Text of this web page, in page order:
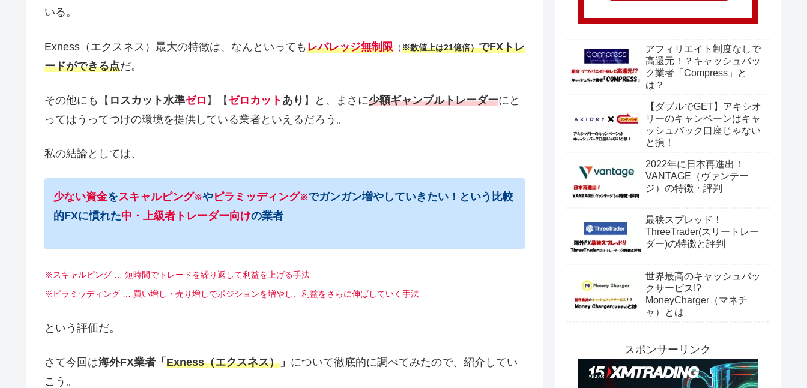
いる。
Exness（エクスネス）最大の特徴は、なんといってもレバレッジ無制限 （※数値上は21億倍）でFXトレ
ードができる点だ。
その他にも【 ロスカット水準ゼロ 】【 ゼロカット あり 】と、まさに少額ギャンブルトレーダーにと
ってはうってつけの環境を提供している業者といえるだろう。
私の結論としては、
少ない資金をスキャルピング※やピラミッディング※でガンガン増やしていきたい！という比較
的FXに慣れた中・上級者トレーダー向けの業者
※スキャルピング … 短時間でトレードを繰り返して利益を上げる手法
※ピラミッディング … 買い増し・売り増しでポジションを増やし、利益をさらに伸ばしていく手法
という評価だ。
さて今回は海外FX業者「 Exness（エクスネス） 」 について徹底的に調べてみたので、紹介してい
こう。
アフィリエイト制度なしで
高還元！？キャッシュバッ
ク業者「Compress」と
は？
【ダブルでGET】アキシオ
リーのキャンペーンはキャ
ッシュバック口座じゃない
と損！
2022年に日本再進出！
VANTAGE（ヴァンテー
ジ）の特徴・評判
最狭スプレッド！
ThreeTrader(スリートレー
ダー)の特徴と評判
世界最高のキャッシュバッ
クサービス!?
MoneyCharger（マネチ
ャ）とは
スポンサーリンク